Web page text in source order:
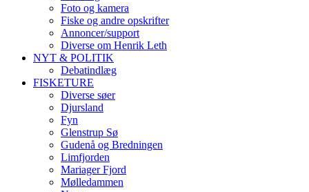
Foto og kamera
Fiske og andre opskrifter
Annoncer/support
Diverse om Henrik Leth
NYT & POLITIK
Debatindlæg
FISKETURE
Diverse søer
Djursland
Fyn
Glenstrup Sø
Gudenå og Bredningen
Limfjorden
Mariager Fjord
Mølledammen